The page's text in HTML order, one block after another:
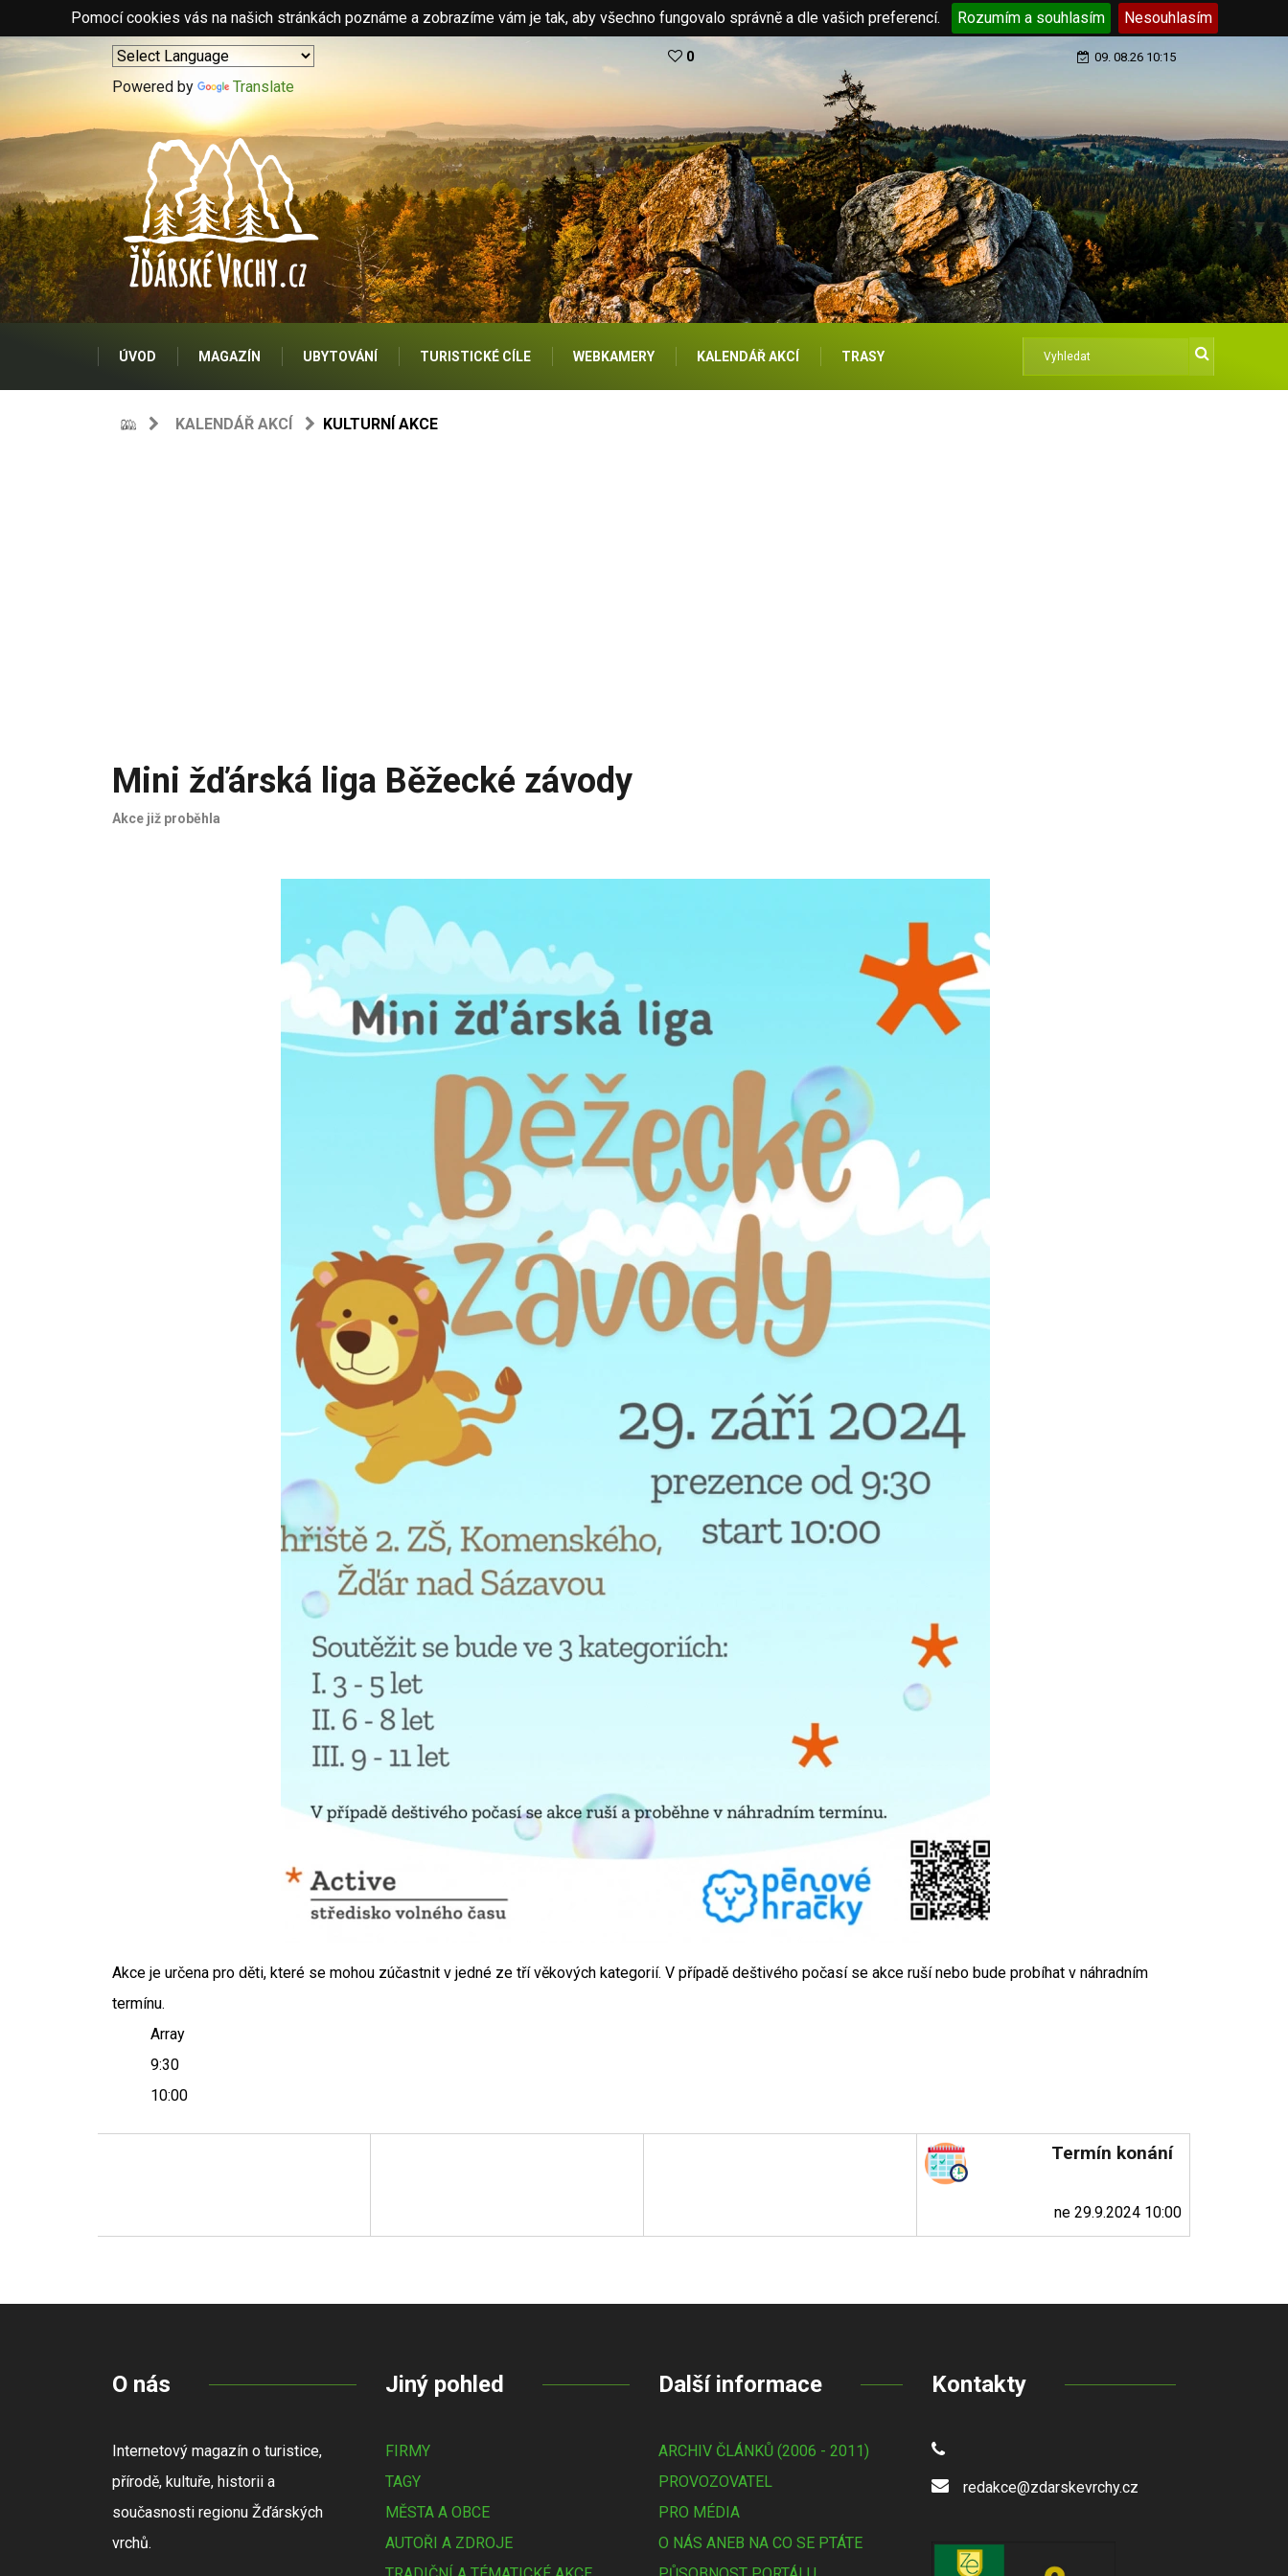
Pomocí cookies vás na našich stránkách poznáme a zobrazíme vám je tak, aby všechno fungovalo správně a dle vašich preferencí. Rozumím a souhlasím Nesouhlasím
Powered by Translate
0 09. 08.26 10:15
ÚVOD MAGAZÍN UBYTOVÁNÍ TURISTICKÉ CÍLE WEBKAMERY KALENDÁŘ AKCÍ TRASY
KALENDÁŘ AKCÍ KULTURNÍ AKCE
Mini žďárská liga Běžecké závody
Akce již proběhla
Akce je určena pro děti, které se mohou zúčastnit v jedné ze tří věkových kategorií. V případě deštivého počasí se akce ruší nebo bude probíhat v náhradním
termínu.
Array
9:30
10:00
Termín konání
ne 29.9.2024 10:00
O nás
Internetový magazín o turistice,
přírodě, kultuře, historii a
současnosti regionu Žďárských
vrchů.
Jiný pohled
FIRMY
TAGY
MĚSTA A OBCE
AUTOŘI A ZDROJE
Další informace
ARCHIV ČLÁNKŮ (2006 - 2011)
PROVOZOVATEL
PRO MÉDIA
O NÁS ANEB NA CO SE PTÁTE
Kontakty
redakce@zdarskevrchy.cz